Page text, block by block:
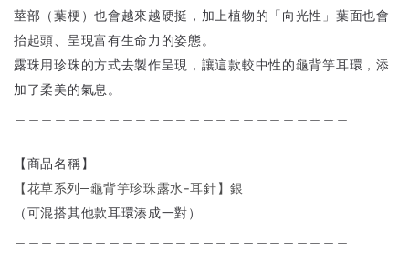
莖部（葉梗）也會越來越硬挺，加上植物的「向光性」葉面也會
抬起頭、呈現富有生命力的姿態。
露珠用珍珠的方式去製作呈現，讓這款較中性的龜背竽耳環，添
加了柔美的氣息。
【商品名稱】
【花草系列─龜背竽珍珠露水-耳針】銀
（可混搭其他款耳環湊成一對）